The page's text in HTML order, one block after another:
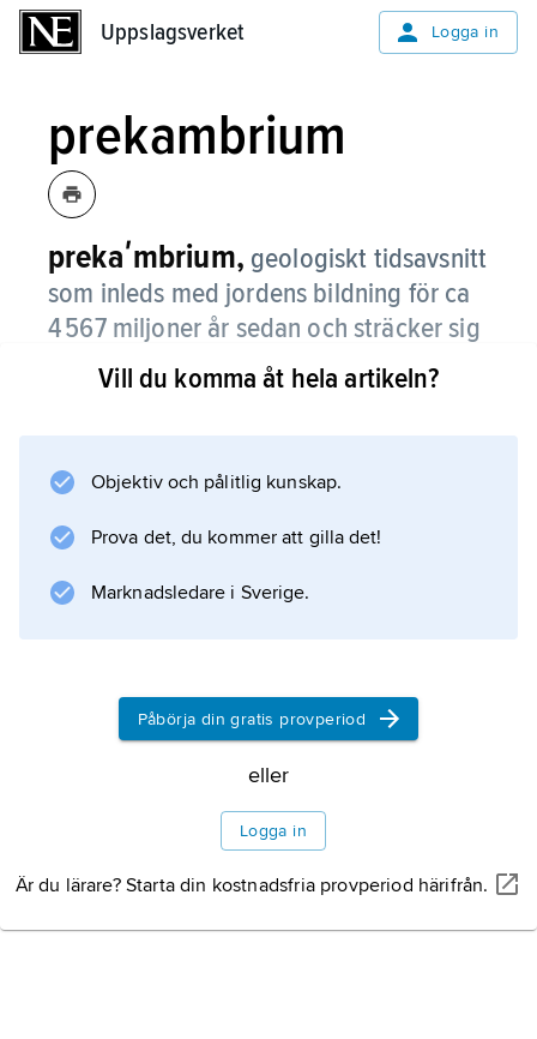
Uppslagsverket Logga in
prekambrium
prekaʹmbrium, geologiskt tidsavsnitt
som inleds med jordens bildning för ca
4 567 miljoner år sedan och sträcker sig
fram till perioden kambrium för ca 542
miljoner år sedan.
030 miljoner år sedan), arkeikum (4 030–2
430–542 miljoner år sedan).
Bergartsbildning och
Liv under prekambrium
Litteraturanvisning
Vill du komma åt hela artikeln?
Objektiv och pålitlig kunskap.
Prova det, du kommer att gilla det!
Marknadsledare i Sverige.
Påbörja din gratis provperiod
eller
Logga in
Är du lärare? Starta din kostnadsfria provperiod härifrån.